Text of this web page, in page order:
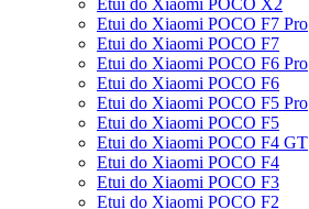
Etui do Xiaomi POCO X2
Etui do Xiaomi POCO F7 Pro
Etui do Xiaomi POCO F7
Etui do Xiaomi POCO F6 Pro
Etui do Xiaomi POCO F6
Etui do Xiaomi POCO F5 Pro
Etui do Xiaomi POCO F5
Etui do Xiaomi POCO F4 GT
Etui do Xiaomi POCO F4
Etui do Xiaomi POCO F3
Etui do Xiaomi POCO F2